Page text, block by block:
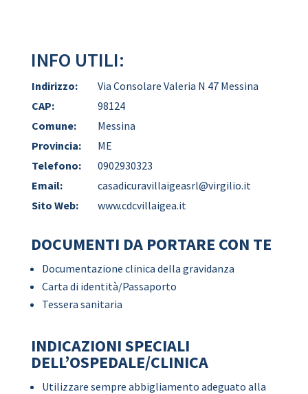
INFO UTILI:
Indirizzo:
Via Consolare Valeria N 47 Messina
CAP:
98124
Comune:
Messina
Provincia:
ME
Telefono:
0902930323
Email:
casadicuravillaigeasrl@virgilio.it
Sito Web:
www.cdcvillaigea.it
DOCUMENTI DA PORTARE CON TE
Documentazione clinica della gravidanza
Carta di identità/Passaporto
Tessera sanitaria
INDICAZIONI SPECIALI
DELL’OSPEDALE/CLINICA
Utilizzare sempre abbigliamento adeguato alla